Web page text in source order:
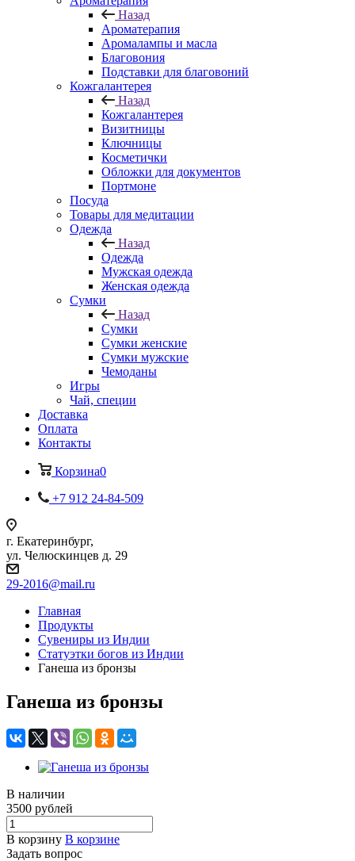
Назад
Ароматерапия
Аромалампы и масла
Благовония
Подставки для благовоний
Кожгалантерея
Назад
Кожгалантерея
Визитницы
Ключницы
Косметички
Обложки для документов
Портмоне
Посуда
Товары для медитации
Одежда
Назад
Одежда
Мужская одежда
Женская одежда
Сумки
Назад
Сумки
Сумки женские
Сумки мужские
Чемоданы
Игры
Чай, специи
Доставка
Оплата
Контакты
Корзина0
+7 912 24-84-509
г. Екатеринбург,
ул. Челюскинцев д. 29
29-2016@mail.ru
Главная
Продукты
Сувениры из Индии
Статуэтки богов из Индии
Ганеша из бронзы
Ганеша из бронзы
В наличии
3500 рублей
В корзину В корзине
Задать вопрос